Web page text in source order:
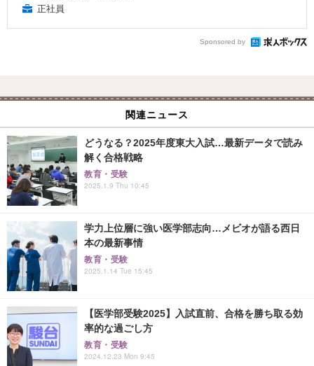
正社員
Sponsored by
関連ニュース
どうなる？2025年度東大入試…最新データで読み
解く合格戦略
教育・受験
2025.1.9 Thu 10:45
学力上位層に強い医学部志向…メビオが語る西日
本の最新事情
教育・受験
2025.1.14 Tue 15:45
【医学部受験2025】入試直前、合格を勝ち取る効
率的な過ごし方
教育・受験
2024.12.23 Mon 9:45